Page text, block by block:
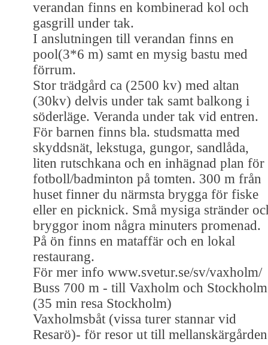
verandan finns en kombinerad kol och
gasgrill under tak.
I anslutningen till verandan finns en
pool(3*6 m) samt en mysig bastu med
förrum.
Stor trädgård ca (2500 kv) med altan
(30kv) delvis under tak samt balkong i
söderläge. Veranda under tak vid entren.
För barnen finns bla. studsmatta med
skyddsnät, lekstuga, gungor, sandlåda,
liten rutschkana och en inhägnad plan för
fotboll/badminton på tomten. 300 m från
huset finner du närmsta brygga för fiske
eller en picknick. Små mysiga stränder
bryggor inom några minuters promenad.
På ön finns en mataffär och en lokal
restaurang.
För mer info www.svetur.se/sv/vaxholm/
Buss 700 m - till Vaxholm och Stockholm
(35 min resa Stockholm)
Vaxholmsbåt (vissa turer stannar vid
Resarö)- för resor ut till